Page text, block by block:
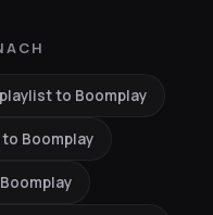
to Boomplay
Boomplay